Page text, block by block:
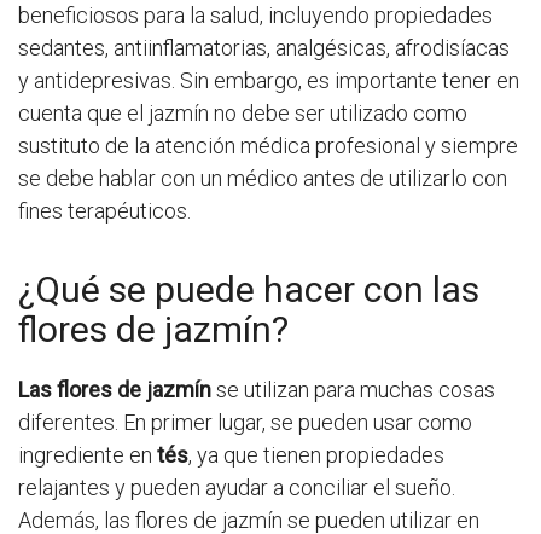
beneficiosos para la salud, incluyendo propiedades
sedantes, antiinflamatorias, analgésicas, afrodisíacas
y antidepresivas. Sin embargo, es importante tener en
cuenta que el jazmín no debe ser utilizado como
sustituto de la atención médica profesional y siempre
se debe hablar con un médico antes de utilizarlo con
fines terapéuticos.
¿Qué se puede hacer con las
flores de jazmín?
Las flores de jazmínse utilizan para muchas cosas
diferentes. En primer lugar, se pueden usar como
ingrediente en tés, ya que tienen propiedades
relajantes y pueden ayudar a conciliar el sueño.
Además, las flores de jazmín se pueden utilizar en